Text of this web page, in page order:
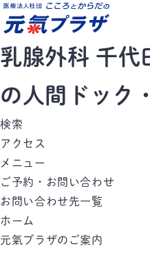
乳腺外科 千代
の人間ドック
検索
アクセス
メニュー
ご予約・お問い合わせ
お問い合わせ先一覧
ホーム
元氣プラザのご案内